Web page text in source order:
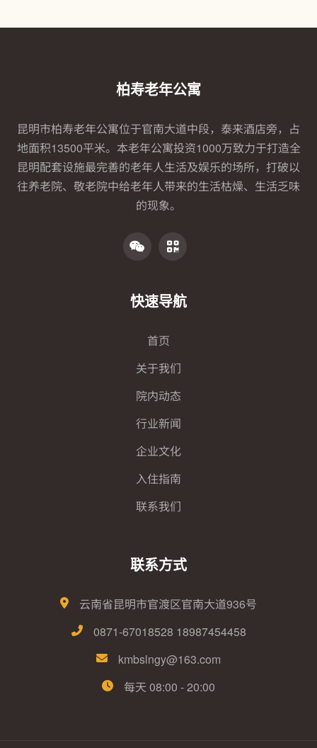
柏寿老年公寓
昆明市柏寿老年公寓位于官南大道中段，泰来酒店旁，占
地面积13500平米。本老年公寓投资1000万致力于打造全
昆明配套设施最完善的老年人生活及娱乐的场所，打破以
往养老院、敬老院中给老年人带来的生活枯燥、生活乏味
的现象。
快速导航
首页
关于我们
院内动态
行业新闻
企业文化
入住指南
联系我们
联系方式
云南省昆明市官渡区官南大道936号
0871-67018528 18987454458
kmbslngy@163.com
每天 08:00 - 20:00